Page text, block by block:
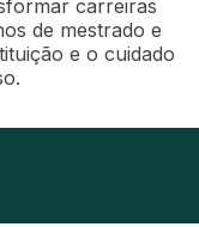
carreiras
de mestrado e
e o cuidado